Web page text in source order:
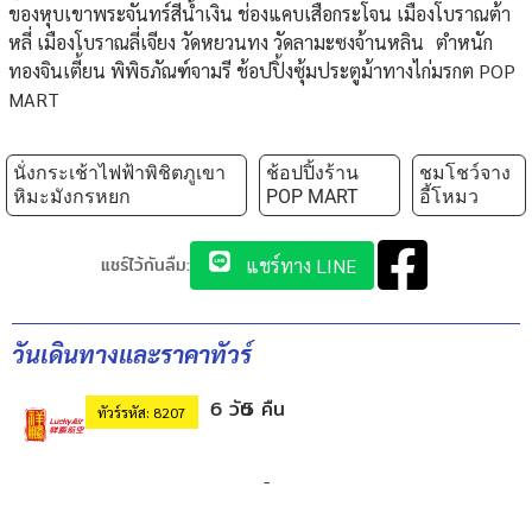
ของหุบเขาพระจันทร์สีน้ำเงิน ช่องแคบเสือกระโจน เมืองโบราณต้า
หลี่ เมืองโบราณลี่เจียง วัดหยวนทง วัดลามะซงจ้านหลิน ตำหนัก
ทองจินเตี้ยน พิพิธภัณฑ์จามรี ช้อปปิ้งซุ้มประตูม้าทางไก่มรกต POP
MART
นั่งกระเช้าไฟฟ้าพิชิตภูเขา
หิมะมังกรหยก
ช้อปปิ้งร้าน
POP MART
ชมโชว์จาง
อี้โหมว
แชร์ไว้กันลืม: แชร์ทาง LINE
วันเดินทางและราคาทัวร์
ทัวร์รหัส: 8207 6 วัน5 คืน
-